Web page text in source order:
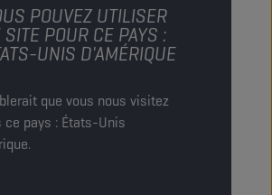
POUVEZ UTILISER
SITE POUR CE PAYS :
UNIS D'AMÉRIQUE
que vous nous visitez
ce pays : États-Unis
continuent leur route et
ou réduction catalytique sélective.
est mélangé aux gaz
avant que le processus de filtration en
La composition du